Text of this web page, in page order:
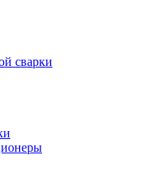
сварки